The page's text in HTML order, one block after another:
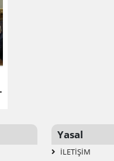
Yasal
İLETIŞIM